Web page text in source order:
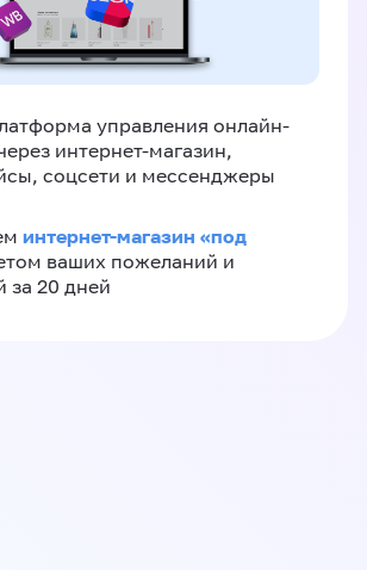
управления онлайн-
интернет-магазин,
соцсети и мессенджеры
интернет-магазин «‎под
ваших пожеланий и
за 20 дней